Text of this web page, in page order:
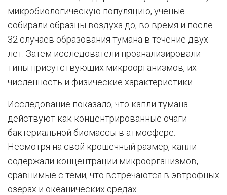
микробиологическую популяцию, ученые
собирали образцы воздуха до, во время и после
32 случаев образования тумана в течение двух
лет. Затем исследователи проанализировали
типы присутствующих микроорганизмов, их
численность и физические характеристики.
Исследование показало, что капли тумана
действуют как концентрированные очаги
бактериальной биомассы в атмосфере.
Несмотря на свой крошечный размер, капли
содержали концентрации микроорганизмов,
сравнимые с теми, что встречаются в эвтрофных
озерах и океанических средах.